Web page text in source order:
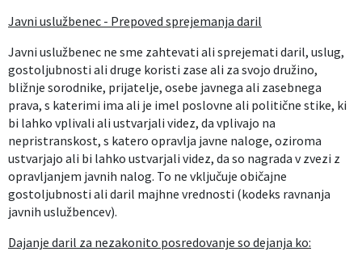
Javni uslužbenec - Prepoved sprejemanja daril
Javni uslužbenec ne sme zahtevati ali sprejemati daril, uslug,
gostoljubnosti ali druge koristi zase ali za svojo družino,
bližnje sorodnike, prijatelje, osebe javnega ali zasebnega
prava, s katerimi ima ali je imel poslovne ali politične stike, ki
bi lahko vplivali ali ustvarjali videz, da vplivajo na
nepristranskost, s katero opravlja javne naloge, oziroma
ustvarjajo ali bi lahko ustvarjali videz, da so nagrada v zvezi z
opravljanjem javnih nalog. To ne vključuje običajne
gostoljubnosti ali daril majhne vrednosti (kodeks ravnanja
javnih uslužbencev).
Dajanje daril za nezakonito posredovanje so dejanja ko: